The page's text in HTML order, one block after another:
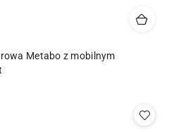
Metabo z mobilnym